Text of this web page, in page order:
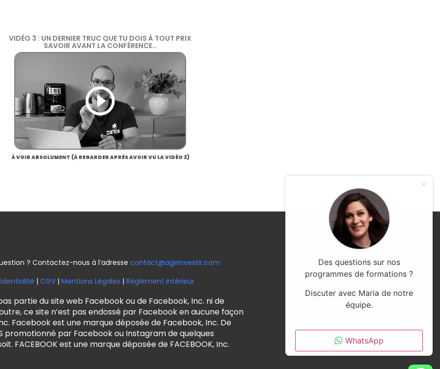
VIDÉO 3 : UN DERNIER TRUC QUE TU DOIS À TOUT PRIX
SAVOIR AVANT LA CONFÉRENCE…
À VOIR ABSOLUMENT (À REGARDER APRÈS AVOIR VU LA VIDÉO 2)
? Contactez-nous à l’adresse contact@agirinvestir.com
| CGV| Mentions Légales | Règlement intérieur
partie du site web Facebook ou de Facebook, Inc. ni de
ce site n’est pas endossé par Facebook en aucune façon
Facebook est une marque déposée de Facebook, Inc. De
promotionné par Facebook ou Instagram de quelques
FACEBOOK est une marque déposée de FACEBOOK, Inc.
Des questions sur nos
programmes de formations ?
Discuter avec Maria de notre
équipe.
WhatsApp